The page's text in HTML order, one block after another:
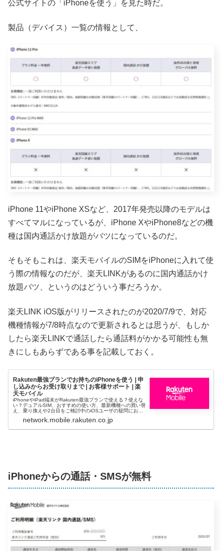
公式サイトの「iPhoneを使う」を見た時だ。
製品（デバイス）一覧の情報として、
iPhone 11やiPhone XSなど、2017年発売以降のモデルは
すべてマルになっているが、iPhone XやiPhone8などの機
種は国内通話かけ放題がバツになっているのだ。
そもそもこれは、楽天モバイルのSIMをiPhoneに入れて使
う際の情報なのだが、楽天LINKがあるのに国内通話かけ
放題バツ、というのはどういう事だろうか。
楽天LINK iOS版がリリースされたのが2020/7/9で、対応
機種情報が7/8時点なので更新されるとは思うが、もしか
したら楽天LINKで通話したら通話料がかかる可能性も無
きにしもあらずである事を記載しておく。
Rakuten最強プランでお持ちのiPhoneを使う | 申
し込みからお受け取りまで | お客様サポート | 楽
天モバイル
iPhoneやiPad端末がRakuten最強プランで使える？使えな
い？デュアルSIM、おすすめの使い方、最新機種への買い替
え、乗り換えや2台目をご検討中のiOSユーザの疑問にお答
network.mobile.rakuten.co.jp
iPhoneからの通話・SMSが無料